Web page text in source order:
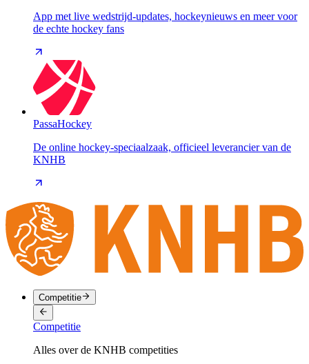
App met live wedstrijd-updates, hockeynieuws en meer voor
de echte hockey fans
PassaHockey
De online hockey-speciaalzaak, officieel leverancier van de
KNHB
Competitie
Competitie
Alles over de KNHB competities